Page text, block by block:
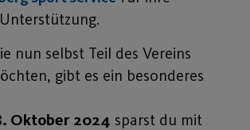
nun selbst Teil des Vereins
gibt es ein besonderes
Oktober 2024 sparst du mit